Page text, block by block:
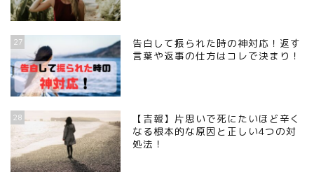
27
告白して振られた時の神対応！返す
言葉や返事の仕方はコレで決まり！
28
【吉報】片思いで死にたいほど辛く
なる根本的な原因と正しい4つの対
処法！